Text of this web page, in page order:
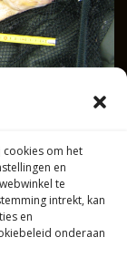
cookies om het
en
te
intrekt, kan
en
onderaan